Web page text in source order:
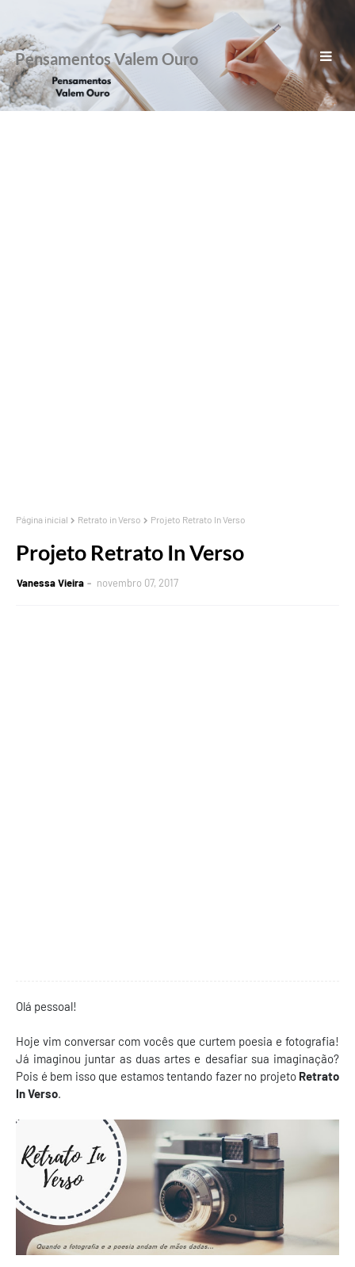
Pensamentos Valem Ouro
Página inicial Retrato in Verso Projeto Retrato In Verso
Projeto Retrato In Verso
Vanessa Vieira novembro 07, 2017
Olá pessoal!
Hoje vim conversar com vocês que curtem poesia e fotografia!
Já imaginou juntar as duas artes e desafiar sua imaginação?
Pois é bem isso que estamos tentando fazer no projeto Retrato
In Verso.